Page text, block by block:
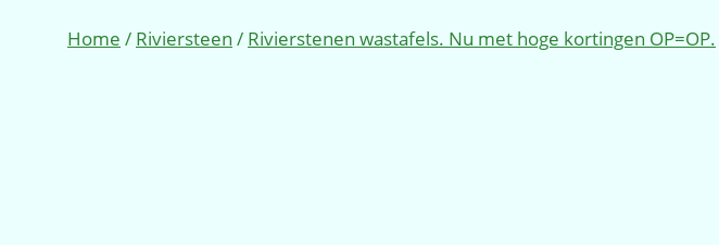
Home / Riviersteen / Rivierstenen wastafels. Nu met hoge kortingen OP=OP.